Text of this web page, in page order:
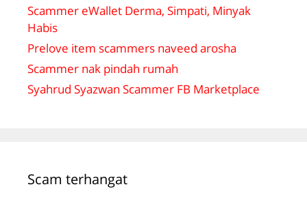
Scammer eWallet Derma, Simpati, Minyak
Habis
Prelove item scammers naveed arosha
Scammer nak pindah rumah
Syahrud Syazwan Scammer FB Marketplace
Scam terhangat